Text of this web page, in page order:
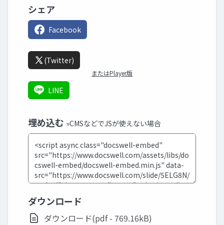
シェア
Facebook
(Twitter)
またはPlayer版
LINE
埋め込む »CMSなどでJSが使えない場合
ダウンロード
ダウンロード(pdf - 769.16kB)